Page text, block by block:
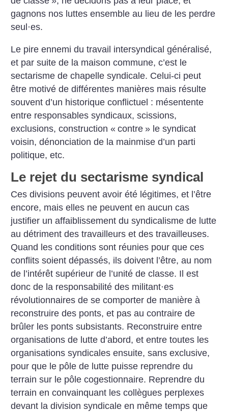
gagnons nos luttes ensemble au lieu de les perdre
seul ·es.
Le pire ennemi du travail intersyndical généralisé,
et par suite de la maison commune, c’est le
sectarisme de chapelle syndicale. Celui-ci peut
être motivé de différentes manières mais résulte
souvent d’un historique conflictuel : mésentente
entre responsables syndicaux, scissions,
exclusions, construction « contre » le syndicat
voisin, dénonciation de la mainmise d’un parti
politique, etc.
Le rejet du sectarisme syndical
Ces divisions peuvent avoir été légitimes, et l’être
encore, mais elles ne peuvent en aucun cas
justifier un affaiblissement du syndicalisme de lutte
au détriment des travailleurs et des travailleuses.
Quand les conditions sont réunies pour que ces
conflits soient dépassés, ils doivent l’être, au nom
de l’intérêt supérieur de l’unité de classe. Il est
donc de la responsabilité des militant·es
révolutionnaires de se comporter de manière à
reconstruire des ponts, et pas au contraire de
brûler les ponts subsistants. Reconstruire entre
organisations de lutte d’abord, et entre toutes les
organisations syndicales ensuite, sans exclusive,
pour que le pôle de lutte puisse reprendre du
terrain sur le pôle cogestionnaire. Reprendre du
terrain en convainquant les collègues perplexes
devant la division syndicale en même temps que